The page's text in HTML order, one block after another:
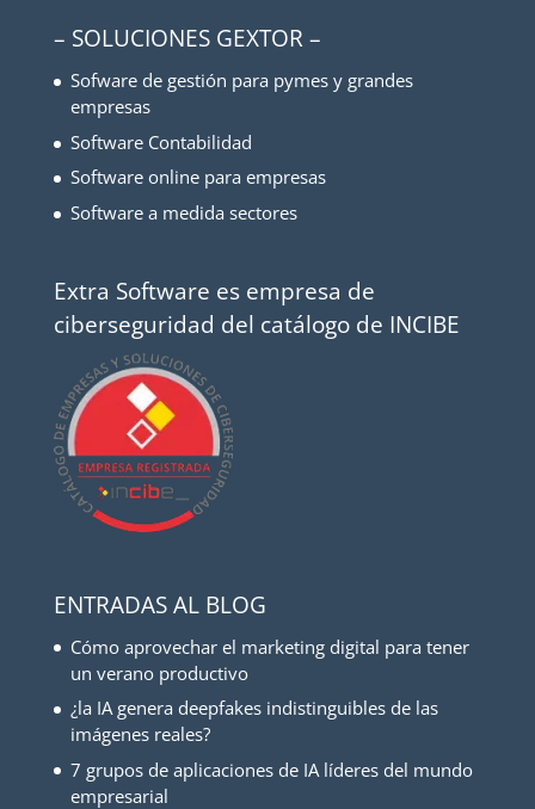
– SOLUCIONES GEXTOR –
Sofware de gestión para pymes y grandes
empresas
Software Contabilidad
Software online para empresas
Software a medida sectores
Extra Software es empresa de
ciberseguridad del catálogo de INCIBE
ENTRADAS AL BLOG
Cómo aprovechar el marketing digital para tener
un verano productivo
¿la IA genera deepfakes indistinguibles de las
imágenes reales?
7 grupos de aplicaciones de IA líderes del mundo
empresarial